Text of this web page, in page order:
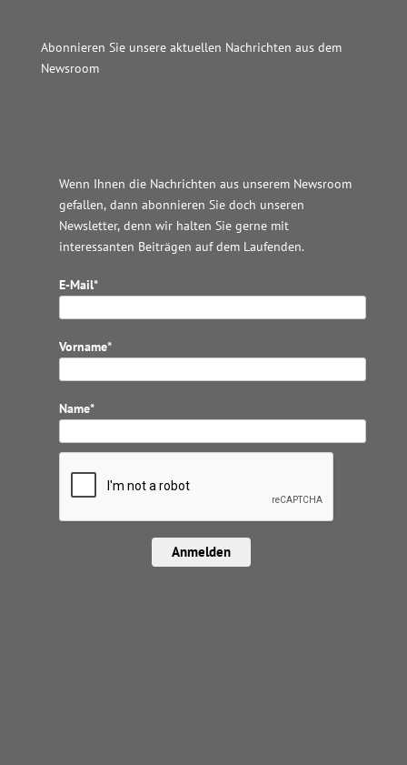
Abonnieren Sie unsere aktuellen Nachrichten aus dem
Newsroom
Wenn Ihnen die Nachrichten aus unserem Newsroom
gefallen, dann abonnieren Sie doch unseren
Newsletter, denn wir halten Sie gerne mit
interessanten Beiträgen auf dem Laufenden.
E-Mail*
Vorname*
Name*
Anmelden